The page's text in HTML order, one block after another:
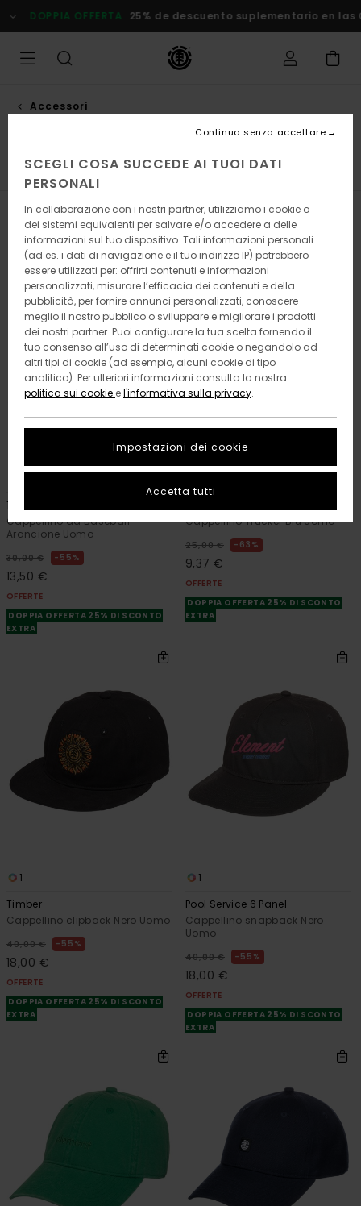
alla
selezione
griglie
25% de descuento suplementario en las Ofertas Risparmia
Accessori
Portafogli Calze Berretti Visualizza tutto
Filtra e Ordina 163 Risultati
Salta
criteri
ricerca
visualizza
ordine
1992
Cappellino da Baseball
Arancione Uomo
30,00 € 55%
13,50 €
OFFERTE
DOPPIA OFFERTA 25% DI SCONTO
EXTRA
Cappellino Trucker Blu Uomo
25,00 € 63%
9,37 €
OFFERTE
DOPPIA OFFERTA 25% DI SCONTO
EXTRA
1
Timber
Cappellino clipback Nero Uomo
40,00 € 55%
18,00 €
OFFERTE
DOPPIA OFFERTA 25% DI SCONTO
EXTRA
1
Pool Service 6 Panel
Cappellino snapback Nero
Uomo
40,00 € 55%
18,00 €
OFFERTE
DOPPIA OFFERTA 25% DI SCONTO
EXTRA
SCEGLI COSA SUCCEDE AI TUOI DATI
PERSONALI
In collaborazione con i nostri partner, utilizziamo i cookie o
dei sistemi equivalenti per salvare e/o accedere a delle
informazioni sul tuo dispositivo. Tali informazioni personali
(ad es. i dati di navigazione e il tuo indirizzo IP) potrebbero
essere utilizzati per: offrirti contenuti e informazioni
personalizzati, misurare l’efficacia dei contenuti e della
pubblicità, per fornire annunci personalizzati, conoscere
meglio il nostro pubblico o sviluppare e migliorare i prodotti
dei nostri partner. Puoi configurare la tua scelta fornendo il
tuo consenso all’uso di determinati cookie o negandolo ad
altri tipi di cookie (ad esempio, alcuni cookie di tipo
analitico). Per ulteriori informazioni consulta la nostra
politica sui cookie el'informativa sulla privacy.
Impostazioni dei cookie
Continua senza accettare
Accetta tutti